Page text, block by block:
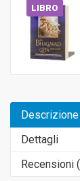
LIBRO
Descrizione
Dettagli
Recensioni (